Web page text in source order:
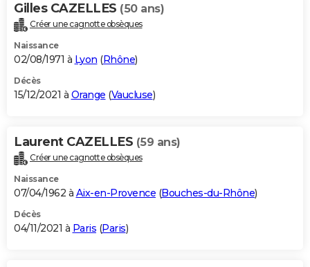
Gilles CAZELLES (50 ans)
Créer une cagnotte obsèques
Naissance
02/08/1971 à Lyon (Rhône)
Décès
15/12/2021 à Orange (Vaucluse)
Laurent CAZELLES (59 ans)
Créer une cagnotte obsèques
Naissance
07/04/1962 à Aix-en-Provence (Bouches-du-Rhône)
Décès
04/11/2021 à Paris (Paris)